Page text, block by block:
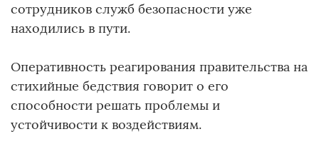
сотрудников служб безопасности уже
находились в пути.
Оперативность реагирования правительства на
стихийные бедствия говорит о его
способности решать проблемы и
устойчивости к воздействиям.